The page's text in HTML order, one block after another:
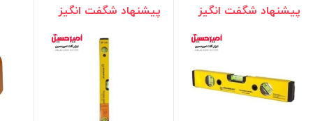
پیشنهاد شگفت انگیز پیشنهاد شگفت انگیز